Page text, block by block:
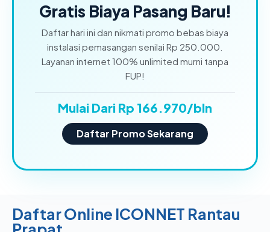
Gratis Biaya Pasang Baru!
Daftar hari ini dan nikmati promo bebas biaya
instalasi pemasangan senilai Rp 250.000.
Layanan internet 100% unlimited murni tanpa
FUP!
Mulai Dari Rp 166.970/bln
Daftar Promo Sekarang
Daftar Online ICONNET Rantau